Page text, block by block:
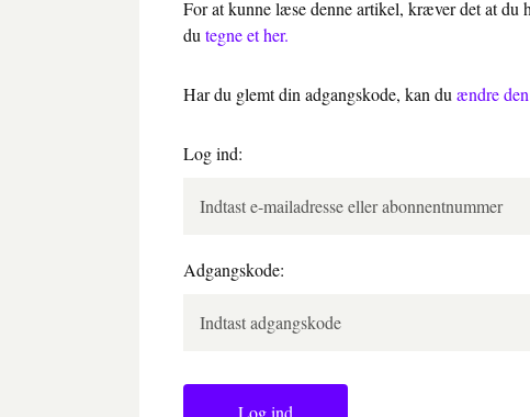
For at kunne læse denne artikel, kræver det at du
du tegne et her.
Har du glemt din adgangskode, kan du ændre
Log ind:
Adgangskode:
Log ind